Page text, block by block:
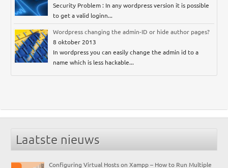
Security Problem : In any wordpress version it is possible
to get a valid loginn...
Wordpress changing the admin-ID or hide author pages?
8 oktober 2013
In wordpress you can easily change the admin id to a
name which is less hackable...
Laatste nieuws
Configuring Virtual Hosts on Xampp – How to Run Multiple